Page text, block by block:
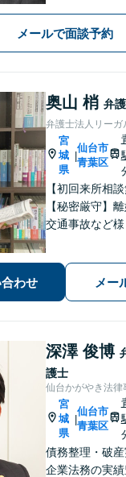
5年以上】
メールで面談予約
奥山 梢 弁
弁護士法人リーガ
宮
城
県
|
仙台市
青葉区
【初回来所相
【秘密厳守】
交通事故など様
軽にご相談下
わせ メー
深澤 俊博
護士
仙台かがやき法律
宮
城
県
|
仙台市
青葉区
債務整理・破
企業法務の実